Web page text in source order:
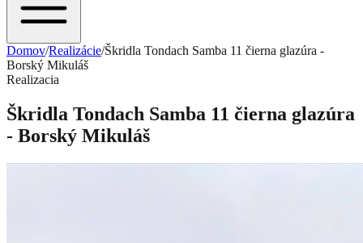
Domov/Realizácie/Škridla Tondach Samba 11 čierna glazúra -
Borský Mikuláš
Realizacia
Škridla Tondach Samba 11 čierna glazúra
- Borský Mikuláš